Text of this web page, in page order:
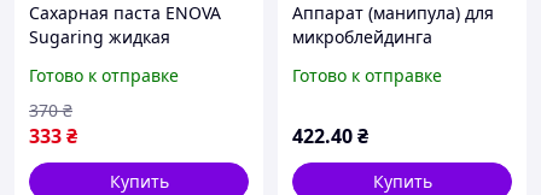
Сахарная паста ENOVA
Sugaring жидкая
бандажной, шпательной
и мануальной техники
шугаринг
Готово к отправке
333₴
370 ₴
Купить
Аппарат (манипула) для
микроблейдинга
Готово к отправке
422.40₴
Купить